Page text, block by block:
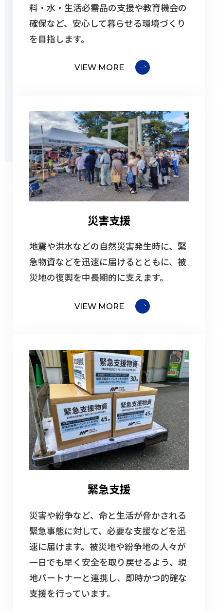
料・水・生活必需品の支援や教育機会の
確保など、安心して暮らせる環境づくり
を目指します。
VIEW MORE
災害支援
地震や洪水などの自然災害発生時に、緊
急物資などを迅速に届けるとともに、被
災地の復興を中長期的に支えます。
VIEW MORE
緊急支援
災害や紛争など、命と生活が脅かされる
緊急事態に対して、必要な支援などを迅
速に届けます。被災地や紛争地の人々が
一日でも早く安全を取り戻せるよう、現
地パートナーと連携し、即時かつ的確な
支援を行っています。